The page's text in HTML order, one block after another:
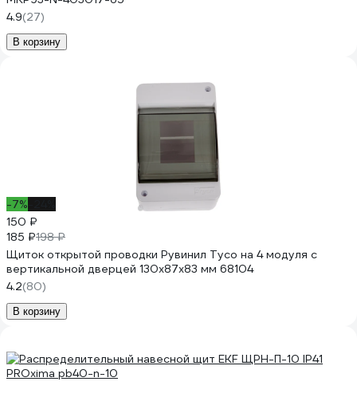
4.9(27)
В корзину
-7%
150 ₽
185 ₽198 ₽
Щиток открытой проводки Рувинил Тусо на 4 модуля с
вертикальной дверцей 130x87x83 мм 68104
4.2(80)
В корзину